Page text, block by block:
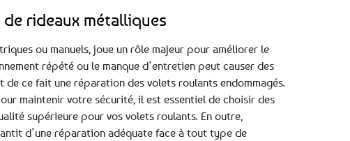
rideaux métalliques
ou manuels, joue un rôle majeur pour améliorer le
répété ou le manque d’entretien peut causer des
de ce fait une réparation des volets roulants endommagés.
maintenir votre sécurité, il est essentiel de choisir des
supérieure pour vos volets roulants. En outre,
d’une réparation adéquate face à tout type de